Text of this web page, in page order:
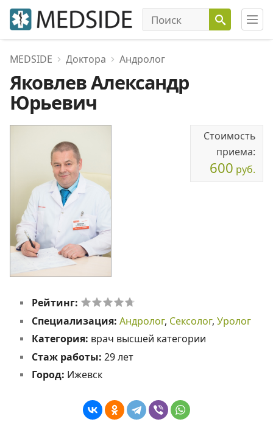
MEDSIDE Доктора Андролог
Яковлев Александр
Юрьевич
Стоимость
приема:
600 руб.
Рейтинг:
Специализация: Андролог, Сексолог, Уролог
Категория: врач высшей категории
Стаж работы: 29 лет
Город: Ижевск